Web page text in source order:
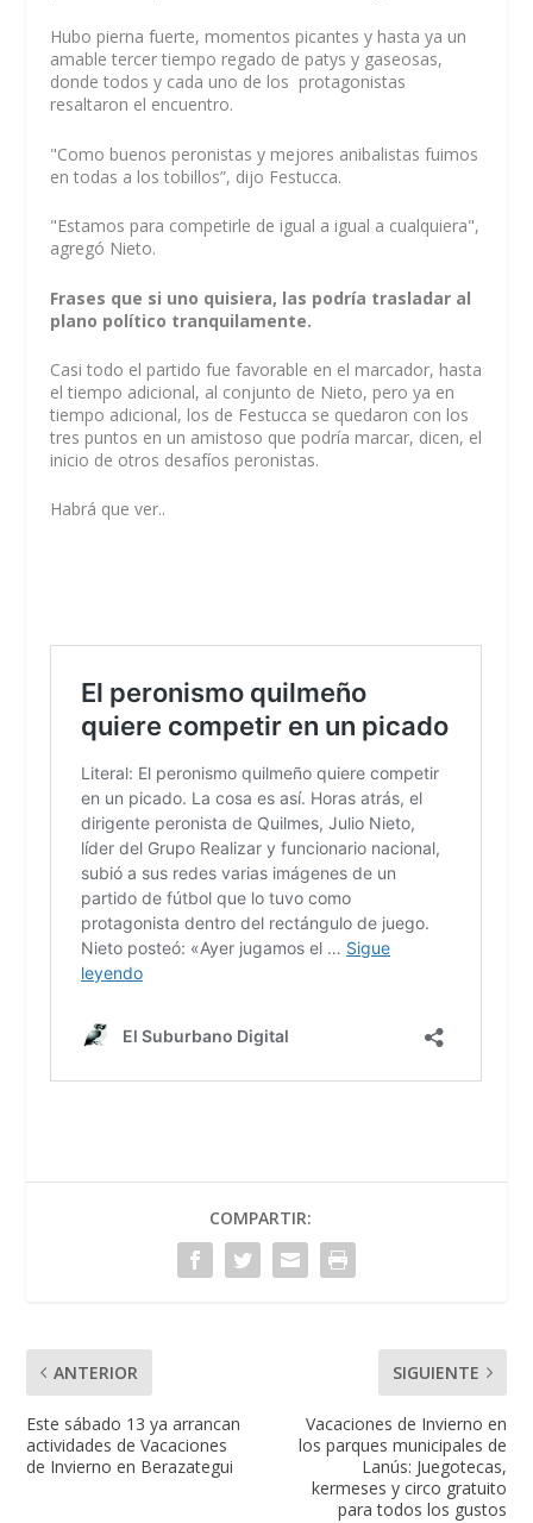
Hubo pierna fuerte, momentos picantes y hasta ya un
amable tercer tiempo regado de patys y gaseosas,
donde todos y cada uno de los protagonistas
resaltaron el encuentro.
"Como buenos peronistas y mejores anibalistas fuimos
en todas a los tobillos”, dijo Festucca.
"Estamos para competirle de igual a igual a cualquiera",
agregó Nieto.
Frases que si uno quisiera, las podría trasladar al
plano político tranquilamente.
Casi todo el partido fue favorable en el marcador, hasta
el tiempo adicional, al conjunto de Nieto, pero ya en
tiempo adicional, los de Festucca se quedaron con los
tres puntos en un amistoso que podría marcar, dicen, el
inicio de otros desafíos peronistas.
Habrá que ver..
COMPARTIR:
ANTERIOR
Este sábado 13 ya arrancan
actividades de Vacaciones
de Invierno en Berazategui
SIGUIENTE
Vacaciones de Invierno en
los parques municipales de
Lanús: Juegotecas,
kermeses y circo gratuito
para todos los gustos